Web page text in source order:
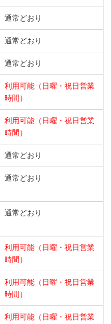
通常どおり
通常どおり
通常どおり
利用可能（日曜・祝日営業
時間）
利用可能（日曜・祝日営業
時間）
通常どおり
通常どおり
通常どおり
利用可能（日曜・祝日営業
時間）
利用可能（日曜・祝日営業
時間）
利用可能（日曜・祝日営業